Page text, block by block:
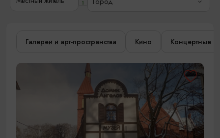
Галереи и арт-пространства Кино Концертные